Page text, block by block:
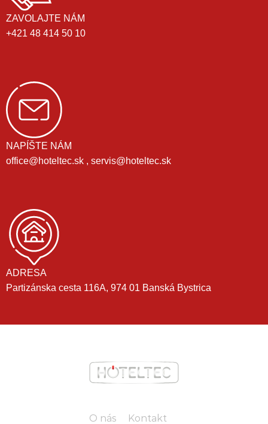
ZAVOLAJTE NÁM
+421 48 414 50 10
NAPÍŠTE NÁM
office@hoteltec.sk , servis@hoteltec.sk
ADRESA
Partizánska cesta 116A, 974 01 Banská Bystrica
O nás Kontakt